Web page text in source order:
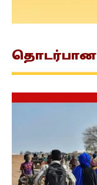
தொடர்பான